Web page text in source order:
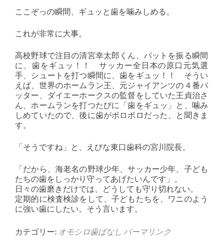
ここぞっの瞬間、ギュッと歯を噛みしめる。
これが非常に大事。
高校野球で注目の清宮幸太郎くん、バットを振る瞬間
に、歯をギュッ！！ サッカー全日本の原口元気選
手、シュートを打つ瞬間に、歯をギュッ！！ そうい
えば、世界のホームラン王、元ジャイアンツの４番バ
ッター、ダイエーホークスの監督をしていた王貞治さ
ん、ホームランを打つたびに「歯をギュッ」と、噛み
しめていたので、後に歯がボロボロだった、と聞きま
す。
「そうですね」と、えびな東口歯科の宮川院長。
「だから、海老名の野球少年、サッカー少年、子ども
たちの歯をしっかり守ってあげたいんです」。
日々の歯磨きだけでは、どうしても守り切れない。
定期的に検査検診をして、子どもたちを、ワニのよう
に強い歯にしたい。そう言います。
カテゴリー: オモシロ歯ばなし パーマリンク